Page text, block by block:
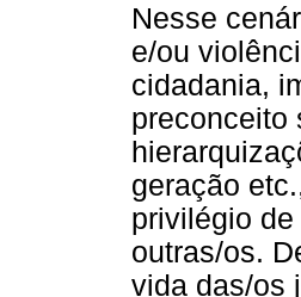
Nesse
e/ou
cidadania,
preconceito
geração
privilégio
outras/os.
vida das/os